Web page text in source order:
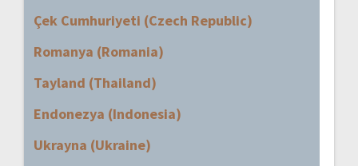
Çek Cumhuriyeti (Czech Republic)
Romanya (Romania)
Tayland (Thailand)
Endonezya (Indonesia)
Ukrayna (Ukraine)